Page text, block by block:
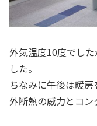
外気温度10度でし
した。
ちなみに午後は暖房
外断熱の威力とコン